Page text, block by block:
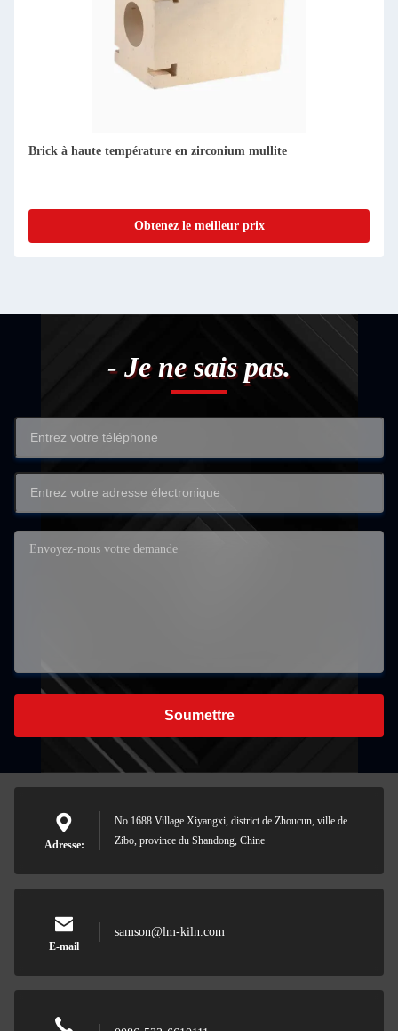
Brick à haute température en zirconium mullite
Obtenez le meilleur prix
- Je ne sais pas.
Soumettre
Adresse:
No.1688 Village Xiyangxi, district de Zhoucun, ville de
Zibo, province du Shandong, Chine
E-mail
samson@lm-kiln.com